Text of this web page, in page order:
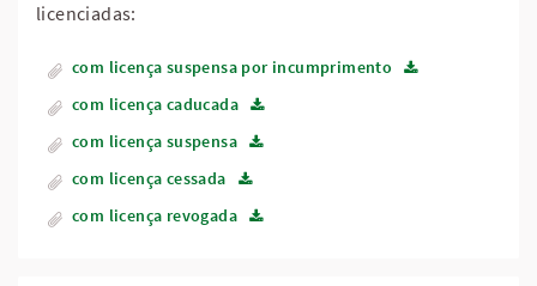
licenciadas:
com licença suspensa por incumprimento
com licença caducada
com licença suspensa
com licença cessada
com licença revogada